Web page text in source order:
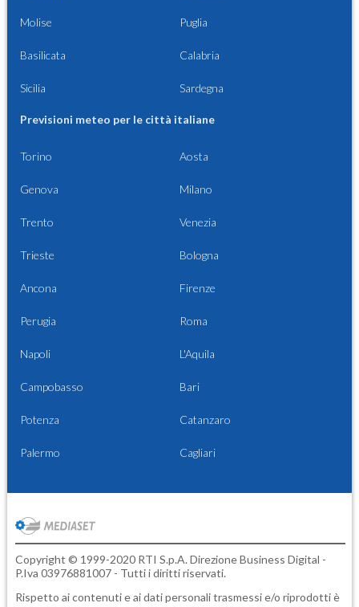
Molise Puglia
Basilicata Calabria
Sicilia Sardegna
Previsioni meteo per le città italiane
Torino Aosta
Genova Milano
Trento Venezia
Trieste Bologna
Ancona Firenze
Perugia Roma
Napoli L'Aquila
Campobasso Bari
Potenza Catanzaro
Palermo Cagliari
Copyright © 1999-2020 RTI S.p.A. Direzione Business Digital -
P.Iva 03976881007 - Tutti i diritti riservati.
Rispetto ai contenuti e ai dati personali trasmessi e/o riprodotti è